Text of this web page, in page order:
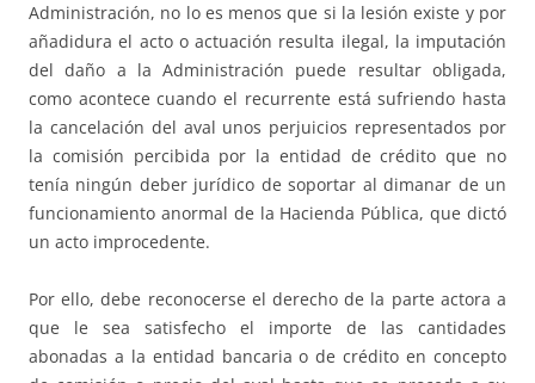
Administración, no lo es menos que si la lesión existe y por
añadidura el acto o actuación resulta ilegal, la imputación
del daño a la Administración puede resultar obligada,
como acontece cuando el recurrente está sufriendo hasta
la cancelación del aval unos perjuicios representados por
la comisión percibida por la entidad de crédito que no
tenía ningún deber jurídico de soportar al dimanar de un
funcionamiento anormal de la Hacienda Pública, que dictó
un acto improcedente.
Por ello, debe reconocerse el derecho de la parte actora a
que le sea satisfecho el importe de las cantidades
abonadas a la entidad bancaria o de crédito en concepto